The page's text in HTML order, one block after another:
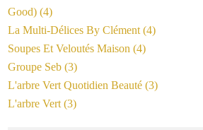
Good) (4)
La Multi-Délices By Clément (4)
Soupes Et Veloutés Maison (4)
Groupe Seb (3)
L'arbre Vert Quotidien Beauté (3)
L'arbre Vert (3)